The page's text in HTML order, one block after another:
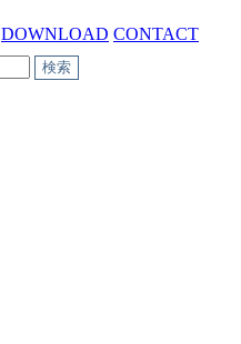
DOWNLOAD CONTACT